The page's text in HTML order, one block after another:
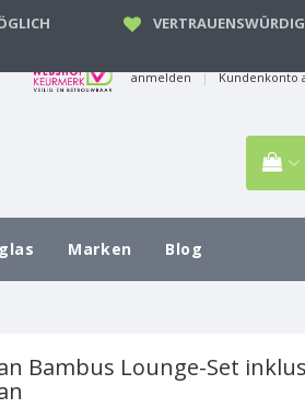
anmelden | Kundenkonto
Marken Blog
Bambus Lounge-Set